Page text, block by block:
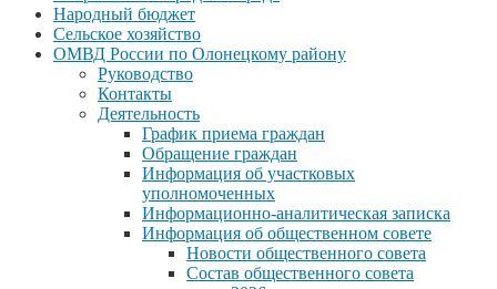
Народный бюджет
Сельское хозяйство
ОМВД России по Олонецкому району
Руководство
Контакты
Деятельность
График приема граждан
Обращение граждан
Информация об участковых
уполномоченных
Информационно-аналитическая записка
Информация об общественном совете
Новости общественного совета
Состав общественного совета